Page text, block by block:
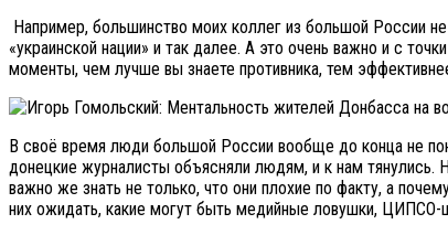
Например, большинство моих коллег из большой России не
«украинской нации» и так далее. А это очень важно и с
моменты, чем лучше вы знаете противника, тем
В своё время люди большой России вообще до конца не
донецкие журналисты объясняли людям, и к нам тянулись.
важно же знать не только, что они плохие по факту, а
них ожидать, какие могут быть медийные ловушки,